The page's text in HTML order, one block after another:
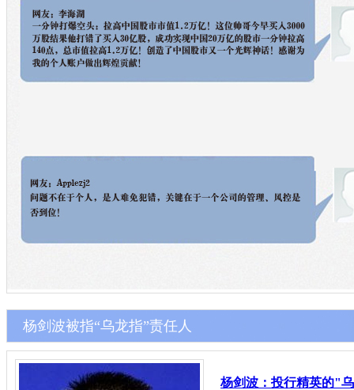
杨剑波被指“乌龙指”责任人
杨剑波：投行精英的"